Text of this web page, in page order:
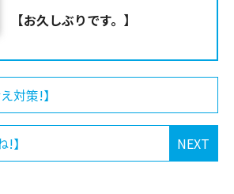
【お久しぶりです。】
対策!】
NEXT
!】